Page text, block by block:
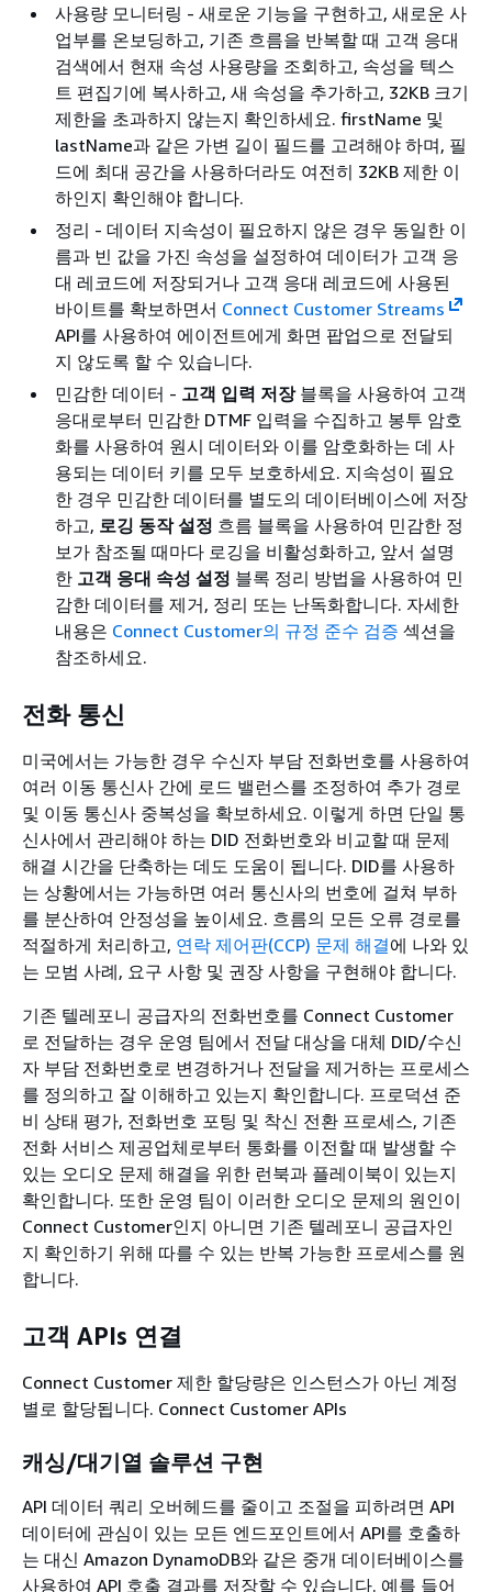
사용량 모니터링 - 새로운 기능을 구현하고, 새로운 사
업부를 온보딩하고, 기존 흐름을 반복할 때 고객 응대
검색에서 현재 속성 사용량을 조회하고, 속성을 텍스
트 편집기에 복사하고, 새 속성을 추가하고, 32KB 크기
제한을 초과하지 않는지 확인하세요. firstName 및
lastName과 같은 가변 길이 필드를 고려해야 하며, 필
드에 최대 공간을 사용하더라도 여전히 32KB 제한 이
하인지 확인해야 합니다.
정리 - 데이터 지속성이 필요하지 않은 경우 동일한 이
름과 빈 값을 가진 속성을 설정하여 데이터가 고객 응
대 레코드에 저장되거나 고객 응대 레코드에 사용된
바이트를 확보하면서 Connect Customer Streams
API를 사용하여 에이전트에게 화면 팝업으로 전달되
지 않도록 할 수 있습니다.
민감한 데이터 - 고객 입력 저장블록을 사용하여 고객
응대로부터 민감한 DTMF 입력을 수집하고 봉투 암호
화를 사용하여 원시 데이터와 이를 암호화하는 데 사
용되는 데이터 키를 모두 보호하세요. 지속성이 필요
한 경우 민감한 데이터를 별도의 데이터베이스에 저장
하고, 로깅 동작 설정 흐름 블록을 사용하여 민감한 정
보가 참조될 때마다 로깅을 비활성화하고, 앞서 설명
한 고객 응대 속성 설정 블록 정리 방법을 사용하여 민
감한 데이터를 제거, 정리 또는 난독화합니다. 자세한
내용은 Connect Customer의 규정 준수 검증 섹션을
참조하세요.
전화 통신
미국에서는 가능한 경우 수신자 부담 전화번호를 사용하여
여러 이동 통신사 간에 로드 밸런스를 조정하여 추가 경로
및 이동 통신사 중복성을 확보하세요. 이렇게 하면 단일 통
신사에서 관리해야 하는 DID 전화번호와 비교할 때 문제
해결 시간을 단축하는 데도 도움이 됩니다. DID를 사용하
는 상황에서는 가능하면 여러 통신사의 번호에 걸쳐 부하
를 분산하여 안정성을 높이세요. 흐름의 모든 오류 경로를
적절하게 처리하고, 연락 제어판(CCP) 문제 해결에 나와 있
는 모범 사례, 요구 사항 및 권장 사항을 구현해야 합니다.
기존 텔레포니 공급자의 전화번호를 Connect Customer
로 전달하는 경우 운영 팀에서 전달 대상을 대체 DID/수신
자 부담 전화번호로 변경하거나 전달을 제거하는 프로세스
를 정의하고 잘 이해하고 있는지 확인합니다. 프로덕션 준
비 상태 평가, 전화번호 포팅 및 착신 전환 프로세스, 기존
전화 서비스 제공업체로부터 통화를 이전할 때 발생할 수
있는 오디오 문제 해결을 위한 런북과 플레이북이 있는지
확인합니다. 또한 운영 팀이 이러한 오디오 문제의 원인이
Connect Customer인지 아니면 기존 텔레포니 공급자인
지 확인하기 위해 따를 수 있는 반복 가능한 프로세스를 원
합니다.
고객 APIs 연결
Connect Customer 제한 할당량은 인스턴스가 아닌 계정
별로 할당됩니다. Connect Customer APIs
캐싱/대기열 솔루션 구현
API 데이터 쿼리 오버헤드를 줄이고 조절을 피하려면 API
데이터에 관심이 있는 모든 엔드포인트에서 API를 호출하
는 대신 Amazon DynamoDB와 같은 중개 데이터베이스를
사용하여 API 호출 결과를 저장할 수 있습니다. 예를 들어